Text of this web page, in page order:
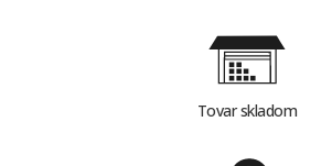
Tovar skladom